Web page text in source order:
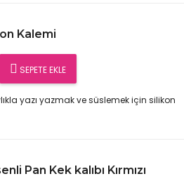
Kalemi
SEPETE EKLE
yazı yazmak ve süslemek için silikon
Pan Kek kalıbı Kırmızı